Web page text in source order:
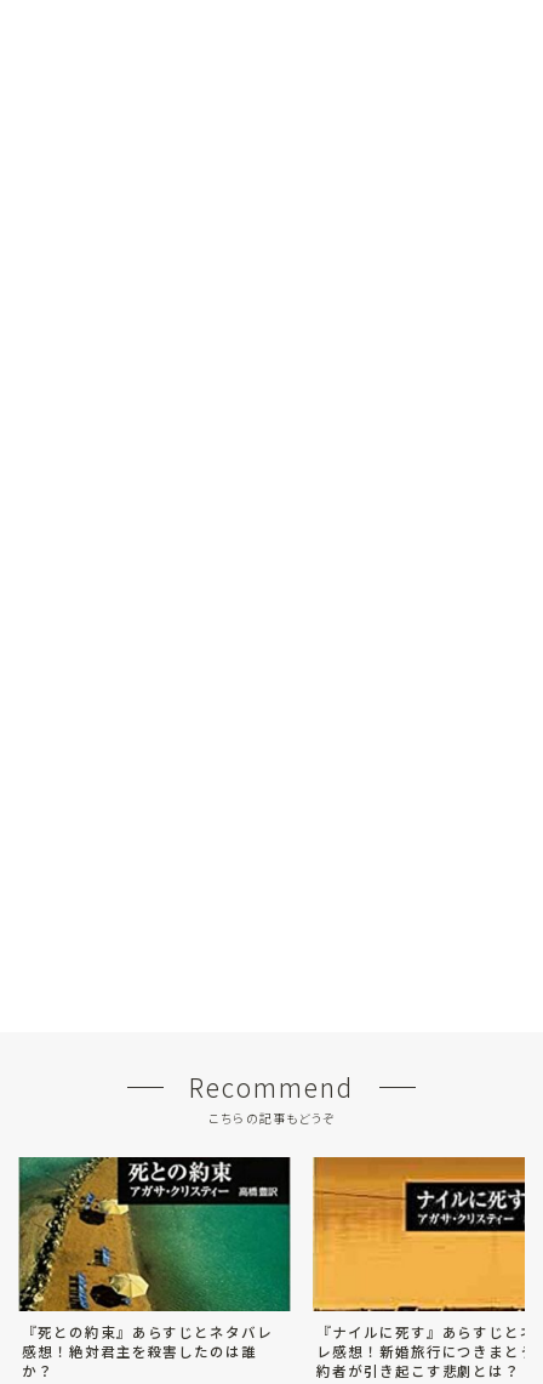
Recommend
こちらの記事もどうぞ
『死との約束』あらすじとネタバレ
感想！絶対君主を殺害したのは誰
か？
『ナイルに死す』あらすじとネ
レ感想！新婚旅行につきまとう
約者が引き起こす悲劇とは？